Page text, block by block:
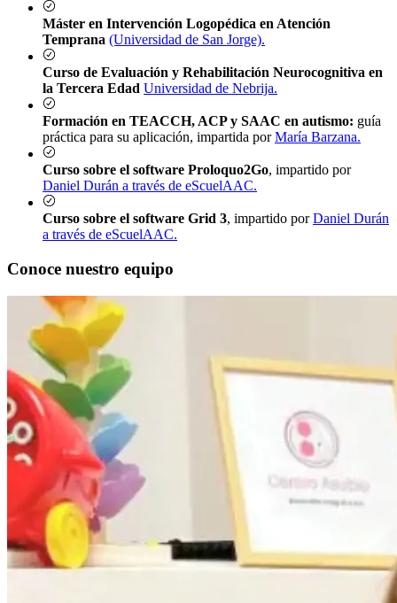
Máster en Intervención Logopédica en Atención
Temprana (Universidad de San Jorge).
Curso de Evaluación y Rehabilitación Neurocognitiva en
la Tercera Edad Universidad de Nebrija.
Formación en TEACCH, ACP y SAAC en autismo: guía
práctica para su aplicación, impartida porMaría Barzana.
Curso sobre el software Proloquo2Go, impartido por
Daniel Durán a través de eScuelAAC.
Curso sobre el software Grid 3, impartido porDaniel Durán
a través de eScuelAAC.
Conoce nuestro equipo